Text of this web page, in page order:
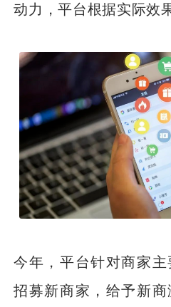
动力，平台根据实际效
今年，平台针对商家
招募新商家，给予新